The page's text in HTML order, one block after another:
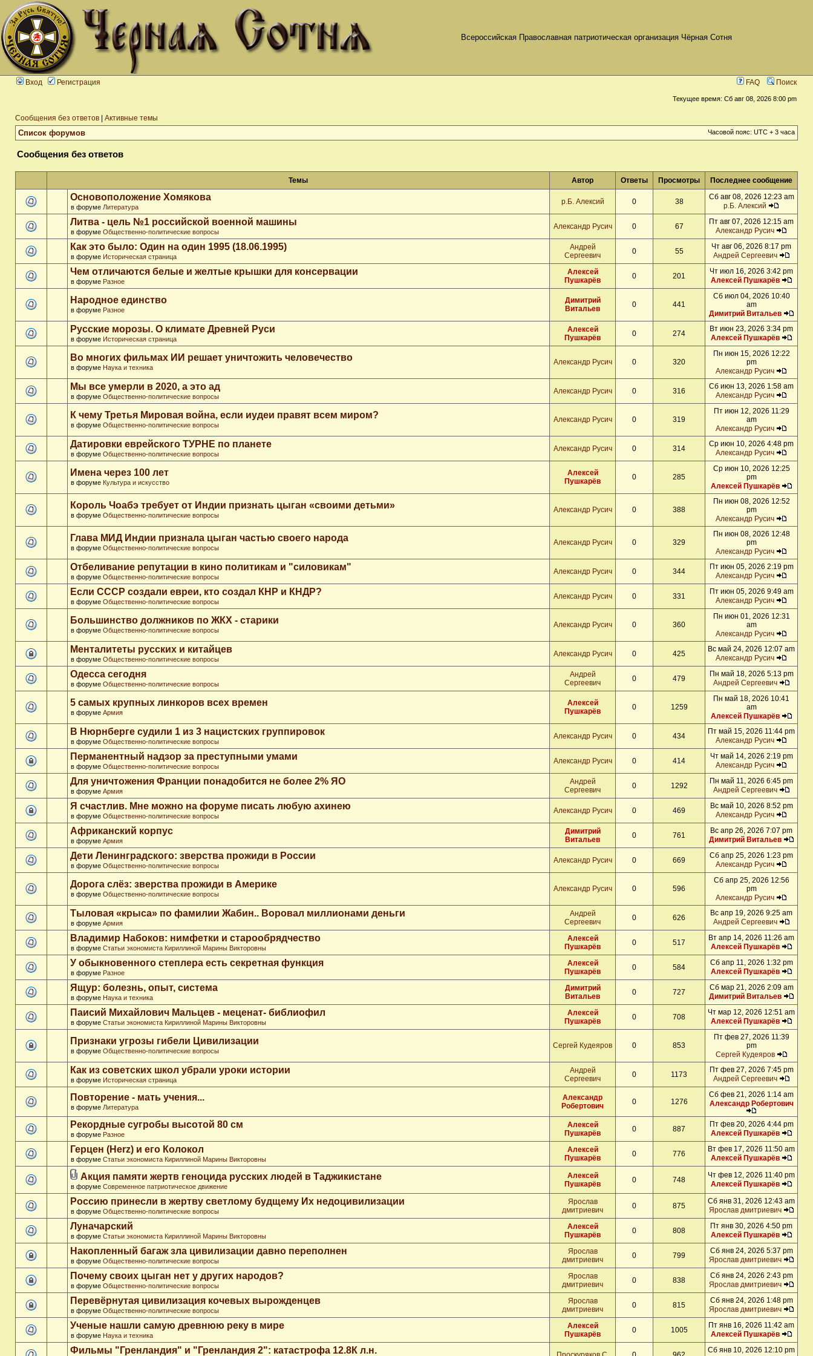
Всероссийская Православная патриотическая организация Чёрная Сотня
Вход Регистрация FAQ Поиск
Текущее время: Сб авг 08, 2026 8:00 pm
Сообщения без ответов Активные темы
Список форумов Часовой пояс: UTC + 3 часа
Сообщения без ответов
Темы Автор Ответы Просмотры Последнее сообщение
Основоположение Хомякова
в форуме Литература
р.Б. Алексий 0 38
Сб авг 08, 2026 12:23 am
р.Б. Алексий
Литва - цель №1 российской военной машины
в форуме Общественно-политические вопросы
Александр Русич 0 67
Пт авг 07, 2026 12:15 am
Александр Русич
Как это было: Один на один 1995 (18.06.1995)
в форуме Историческая страница
Андрей
Сергеевич
0 55
Чт авг 06, 2026 8:17 pm
Андрей Сергеевич
Чем отличаются белые и желтые крышки для консервации
в форуме Разное
Алексей
Пушкарёв
0 201
Чт июл 16, 2026 3:42 pm
Алексей Пушкарёв
Народное единство
в форуме Разное
Димитрий
Витальев
0 441
Сб июл 04, 2026 10:40
am
Димитрий Витальев
Русские морозы. О климате Древней Руси
в форуме Историческая страница
Алексей
Пушкарёв
0 274
Вт июн 23, 2026 3:34 pm
Алексей Пушкарёв
Во многих фильмах ИИ решает уничтожить человечество
в форуме Наука и техника
Александр Русич 0 320
Пн июн 15, 2026 12:22
pm
Александр Русич
Мы все умерли в 2020, а это ад
в форуме Общественно-политические вопросы
Александр Русич 0 316
Сб июн 13, 2026 1:58 am
Александр Русич
К чему Третья Мировая война, если иудеи правят всем миром?
в форуме Общественно-политические вопросы
Александр Русич 0 319
Пт июн 12, 2026 11:29
am
Александр Русич
Датировки еврейского ТУРНЕ по планете
в форуме Общественно-политические вопросы
Александр Русич 0 314
Ср июн 10, 2026 4:48 pm
Александр Русич
Имена через 100 лет
в форуме Культура и искусство
Алексей
Пушкарёв
0 285
Ср июн 10, 2026 12:25
pm
Алексей Пушкарёв
Король Чоабэ требует от Индии признать цыган «своими детьми»
в форуме Общественно-политические вопросы
Александр Русич 0 388
Пн июн 08, 2026 12:52
pm
Александр Русич
Глава МИД Индии признала цыган частью своего народа
в форуме Общественно-политические вопросы
Александр Русич 0 329
Пн июн 08, 2026 12:48
pm
Александр Русич
Отбеливание репутации в кино политикам и "силовикам"
в форуме Общественно-политические вопросы
Александр Русич 0 344
Пт июн 05, 2026 2:19 pm
Александр Русич
Если СССР создали евреи, кто создал КНР и КНДР?
в форуме Общественно-политические вопросы
Александр Русич 0 331
Пт июн 05, 2026 9:49 am
Александр Русич
Большинство должников по ЖКХ - старики
в форуме Общественно-политические вопросы
Александр Русич 0 360
Пн июн 01, 2026 12:31
am
Александр Русич
Менталитеты русских и китайцев
в форуме Общественно-политические вопросы
Александр Русич 0 425
Вс май 24, 2026 12:07 am
Александр Русич
Одесса сегодня
в форуме Общественно-политические вопросы
Андрей
Сергеевич
0 479
Пн май 18, 2026 5:13 pm
Андрей Сергеевич
5 самых крупных линкоров всех времен
в форуме Армия
Алексей
Пушкарёв
0 1259
Пн май 18, 2026 10:41
am
Алексей Пушкарёв
В Нюрнберге судили 1 из 3 нацистских группировок
в форуме Общественно-политические вопросы
Александр Русич 0 434
Пт май 15, 2026 11:44 pm
Александр Русич
Перманентный надзор за преступными умами
в форуме Общественно-политические вопросы
Александр Русич 0 414
Чт май 14, 2026 2:19 pm
Александр Русич
Для уничтожения Франции понадобится не более 2% ЯО
в форуме Армия
Андрей
Сергеевич
0 1292
Пн май 11, 2026 6:45 pm
Андрей Сергеевич
Я счастлив. Мне можно на форуме писать любую ахинею
в форуме Общественно-политические вопросы
Александр Русич 0 469
Вс май 10, 2026 8:52 pm
Александр Русич
Африканский корпус
в форуме Армия
Димитрий
Витальев
0 761
Вс апр 26, 2026 7:07 pm
Димитрий Витальев
Дети Ленинградского: зверства прожиди в России
в форуме Общественно-политические вопросы
Александр Русич 0 669
Сб апр 25, 2026 1:23 pm
Александр Русич
Дорога слёз: зверства прожиди в Америке
в форуме Общественно-политические вопросы
Александр Русич 0 596
Сб апр 25, 2026 12:56
pm
Александр Русич
Тыловая «крыса» по фамилии Жабин.. Воровал миллионами деньги
в форуме Армия
Андрей
Сергеевич
0 626
Вс апр 19, 2026 9:25 am
Андрей Сергеевич
Владимир Набоков: нимфетки и старообрядчество
в форуме Статьи экономиста Кириллиной Марины Викторовны
Алексей
Пушкарёв
0 517
Вт апр 14, 2026 11:26 am
Алексей Пушкарёв
У обыкновенного степлера есть секретная функция
в форуме Разное
Алексей
Пушкарёв
0 584
Сб апр 11, 2026 1:32 pm
Алексей Пушкарёв
Ящур: болезнь, опыт, система
в форуме Наука и техника
Димитрий
Витальев
0 727
Сб мар 21, 2026 2:09 am
Димитрий Витальев
Паисий Михайлович Мальцев - меценат- библиофил
в форуме Статьи экономиста Кириллиной Марины Викторовны
Алексей
Пушкарёв
0 708
Чт мар 12, 2026 12:51 am
Алексей Пушкарёв
Признаки угрозы гибели Цивилизации
в форуме Общественно-политические вопросы
Сергей Кудеяров 0 853
Пт фев 27, 2026 11:39
pm
Сергей Кудеяров
Как из советских школ убрали уроки истории
в форуме Историческая страница
Андрей
Сергеевич
0 1173
Пт фев 27, 2026 7:45 pm
Андрей Сергеевич
Повторение - мать учения...
в форуме Литература
Александр
Робертович
0 1276
Сб фев 21, 2026 1:14 am
Александр Робертович
Рекордные сугробы высотой 80 см
в форуме Разное
Алексей
Пушкарёв
0 887
Пт фев 20, 2026 4:44 pm
Алексей Пушкарёв
Герцен (Herz) и его Колокол
в форуме Статьи экономиста Кириллиной Марины Викторовны
Алексей
Пушкарёв
0 776
Вт фев 17, 2026 11:50 am
Алексей Пушкарёв
Акция памяти жертв геноцида русских людей в Таджикистане
в форуме Современное патриотическое движение
Алексей
Пушкарёв
0 748
Чт фев 12, 2026 11:40 pm
Алексей Пушкарёв
Россию принесли в жертву светлому будщему Их недоцивилизации
в форуме Общественно-политические вопросы
Ярослав
дмитриевич
0 875
Сб янв 31, 2026 12:43 am
Ярослав дмитриевич
Луначарский
в форуме Статьи экономиста Кириллиной Марины Викторовны
Алексей
Пушкарёв
0 808
Пт янв 30, 2026 4:50 pm
Алексей Пушкарёв
Накопленный багаж зла цивилизации давно переполнен
в форуме Общественно-политические вопросы
Ярослав
дмитриевич
0 799
Сб янв 24, 2026 5:37 pm
Ярослав дмитриевич
Почему своих цыган нет у других народов?
в форуме Общественно-политические вопросы
Ярослав
дмитриевич
0 838
Сб янв 24, 2026 2:43 pm
Ярослав дмитриевич
Перевёрнутая цивилизация кочевых вырожденцев
в форуме Общественно-политические вопросы
Ярослав
дмитриевич
0 815
Сб янв 24, 2026 1:48 pm
Ярослав дмитриевич
Ученые нашли самую древнюю реку в мире
в форуме Наука и техника
Алексей
Пушкарёв
0 1005
Пт янв 16, 2026 11:42 am
Алексей Пушкарёв
Фильмы "Гренландия" и "Гренландия 2": катастрофа 12.8К л.н.
Сб янв 10, 2026 12:10 pm